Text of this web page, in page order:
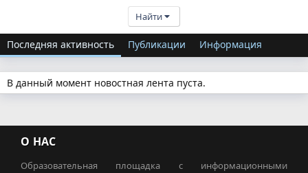
Найти
Последняя активность Публикации Информация
В данный момент новостная лента пуста.
О НАС
Образовательная площадка с информационными